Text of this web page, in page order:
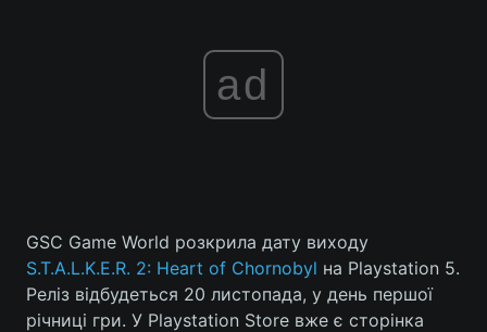
ad
GSC Game World розкрила дату виходу
S.T.A.L.K.E.R. 2: Heart of Chornobyl на Playstation 5.
Реліз відбудеться 20 листопада, у день першої
річниці гри. У Playstation Store вже є сторінка